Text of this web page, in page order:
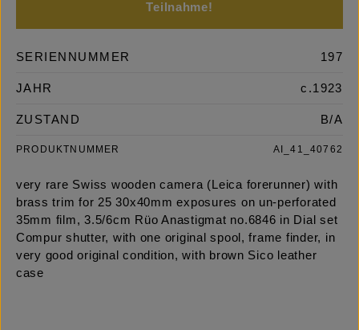
Teilnahme!
SERIENNUMMER 197
JAHR c.1923
ZUSTAND B/A
PRODUKTNUMMER AI_41_40762
very rare Swiss wooden camera (Leica forerunner) with
brass trim for 25 30x40mm exposures on un-perforated
35mm film, 3.5/6cm Rüo Anastigmat no.6846 in Dial set
Compur shutter, with one original spool, frame finder, in
very good original condition, with brown Sico leather
case